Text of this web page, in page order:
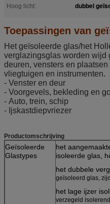
Hoog licht:
dubbel
Toepassingen van
Het geïsoleerde glas/het
verglazingsglas worden wijd
deuren, vensters en
vliegtuigen en instrumenten.
- Venster en deur
- Voorgevels, bekleding en
- Auto, trein, schip
- Ijskastdiepvriezer
Productomschrijving
Geïsoleerde
Glastypes
het
isoleerde glas,
het dubbele
geïsoleerd glas,
het lage ijzer
verzegeld